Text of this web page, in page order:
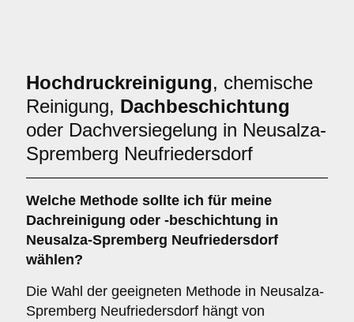
Hochdruckreinigung, chemische
Reinigung, Dachbeschichtung
oder Dachversiegelung in Neusalza-
Spremberg Neufriedersdorf
Welche Methode sollte ich für meine
Dachreinigung oder -beschichtung in
Neusalza-Spremberg Neufriedersdorf
wählen?
Die Wahl der geeigneten Methode in Neusalza-
Spremberg Neufriedersdorf hängt von